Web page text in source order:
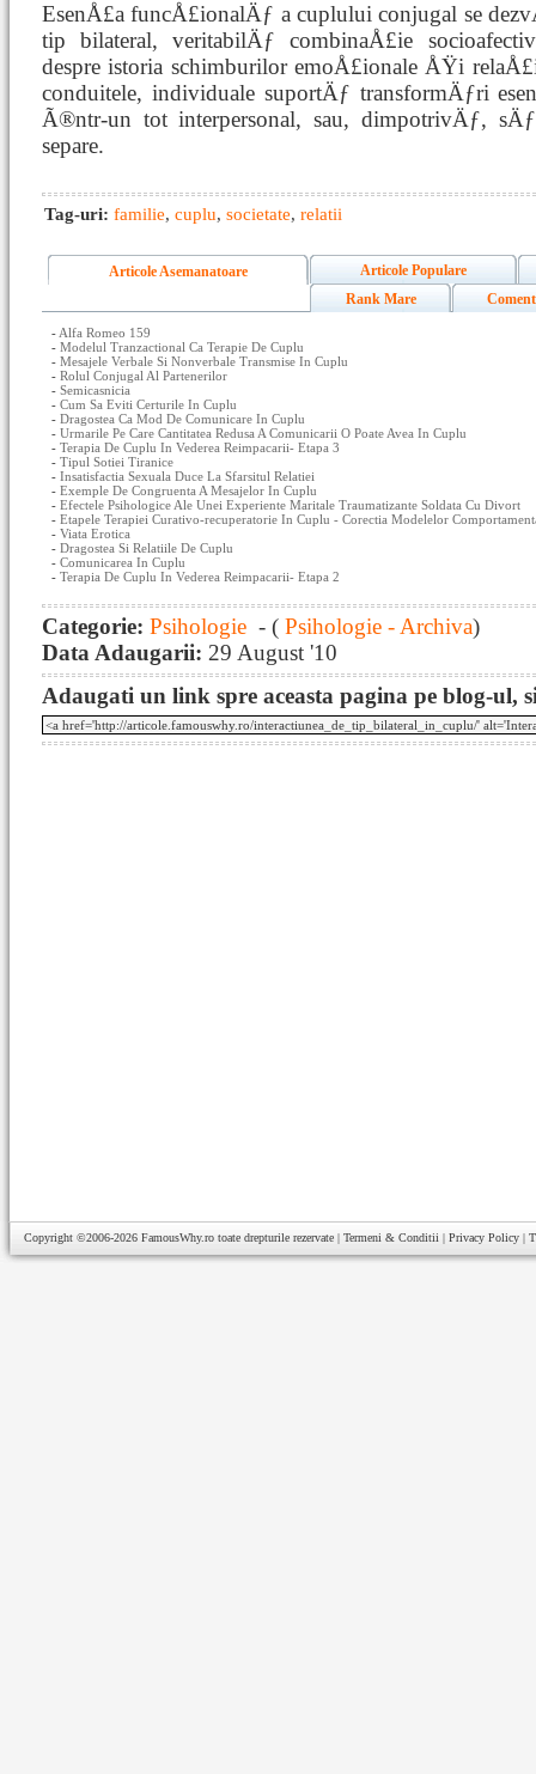
EsenÅ£a funcÅ£ionalÄƒ a cuplului conjugal se
tip bilateral, veritabilÄƒ combinaÅ£ie
despre istoria schimburilor emoÅ£ionale ÅŸi
conduitele, individuale suportÄƒ transformÄƒri
Ã®ntr-un tot interpersonal, sau, dimpotrivÄƒ,
separe.
Tag-uri: familie, cuplu, societate, relatii
Articole Asemanatoare
Articole Populare
Rank Mare
- Alfa Romeo 159
- Modelul Tranzactional Ca Terapie De Cuplu
- Mesajele Verbale Si Nonverbale Transmise In Cuplu
- Rolul Conjugal Al Partenerilor
- Semicasnicia
- Cum Sa Eviti Certurile In Cuplu
- Dragostea Ca Mod De Comunicare In Cuplu
- Urmarile Pe Care Cantitatea Redusa A Comunicarii O Poate Avea In Cuplu
- Terapia De Cuplu In Vederea Reimpacarii- Etapa 3
- Tipul Sotiei Tiranice
- Insatisfactia Sexuala Duce La Sfarsitul Relatiei
- Exemple De Congruenta A Mesajelor In Cuplu
- Efectele Psihologice Ale Unei Experiente Maritale Traumatizante Soldata Cu Divort
- Etapele Terapiei Curativo-recuperatorie In Cuplu - Corectia Modelelor
- Viata Erotica
- Dragostea Si Relatiile De Cuplu
- Comunicarea In Cuplu
- Terapia De Cuplu In Vederea Reimpacarii- Etapa 2
Categorie: Psihologie - ( Psihologie - Archiva)
Data Adaugarii: 29 August '10
Adaugati un link spre aceasta pagina pe blog-ul,
Copyright ©2006-2026 FamousWhy.ro toate drepturile rezervate | Termeni & Conditii | Privacy Policy |